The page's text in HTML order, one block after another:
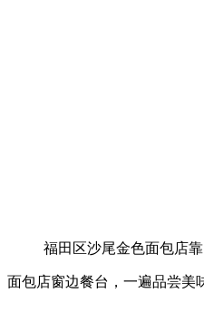
福田区沙尾金色面包店
面包店窗边餐台，一遍品尝美